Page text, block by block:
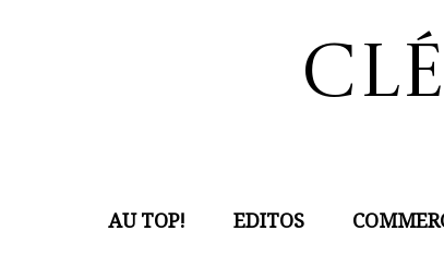
AU TOP! EDITOS